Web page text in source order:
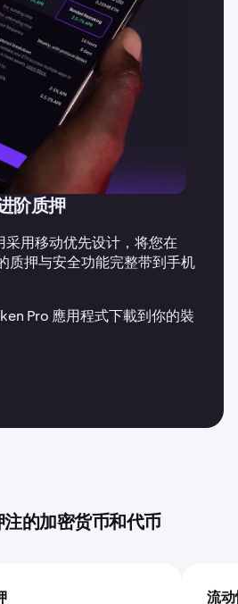
阶质押
采用移动优先设计，将您在
质押与安全功能完整带到手机
Pro 應用程式下載到你的裝
的加密货币和代币
流